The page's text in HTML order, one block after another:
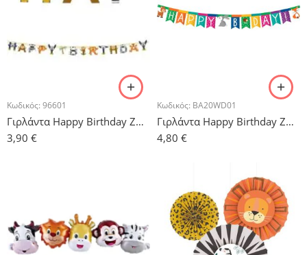
Κωδικός: 96601
Γιρλάντα Happy Birthday Ζωάκια
3,90 €
Κωδικός: BA20WD01
Γιρλάντα Happy Birthday Ζωάκια – 2 m
4,80 €